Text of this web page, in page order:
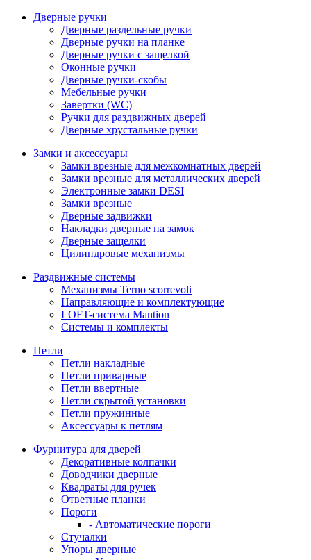
Дверные ручки
Дверные раздельные ручки
Дверные ручки на планке
Дверные ручки с защелкой
Оконные ручки
Дверные ручки-скобы
Мебельные ручки
Завертки (WC)
Ручки для раздвижных дверей
Дверные хрустальные ручки
Замки и аксессуары
Замки врезные для межкомнатных дверей
Замки врезные для металлических дверей
Электронные замки DESI
Замки врезные
Дверные задвижки
Накладки дверные на замок
Дверные защелки
Цилиндровые механизмы
Раздвижные системы
Механизмы Terno scorrevoli
Направляющие и комплектующие
LOFT-cистема Mantion
Системы и комплекты
Петли
Петли накладные
Петли приварные
Петли ввертные
Петли скрытой установки
Петли пружинные
Аксессуары к петлям
Фурнитура для дверей
Декоративные колпачки
Доводчики дверные
Квадраты для ручек
Ответные планки
Пороги
- Автоматические пороги
Стучалки
Упоры дверные